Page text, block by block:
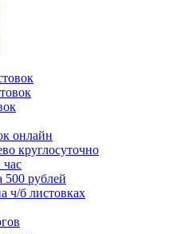
онлайн
круглосуточно
час
500 рублей
ч/б листовках